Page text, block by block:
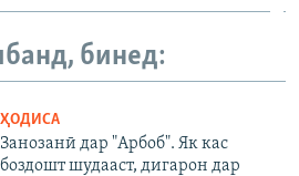
бинед:
ҲОДИСА
Занозанӣ дар "Арбоб". Як кас
боздошт шудааст, дигарон дар